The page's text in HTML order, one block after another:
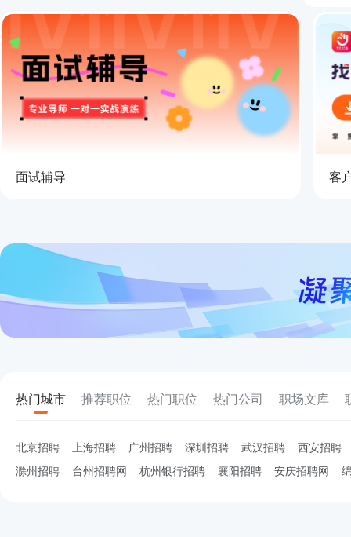
面试辅导 客
热门城市 推荐职位 热门职位 热门公司 职场文库
北京招聘 上海招聘 广州招聘 深圳招聘 武汉招聘
西安招聘
滁州招聘
台州招聘网 杭州银行招聘 襄阳招聘 安庆招聘网